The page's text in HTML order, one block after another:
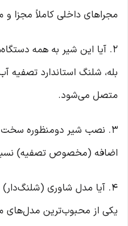
مجراهای داخلی کاملاً مجزا
۲. آیا این شیر به همه
بله، شلنگ استاندارد
متصل می‌شود.
۳. نصب شیر دومنظوره
اضافه (مخصوص تصفیه)
۴. آیا مدل شاوری
یکی از محبوب‌ترین مدل‌های